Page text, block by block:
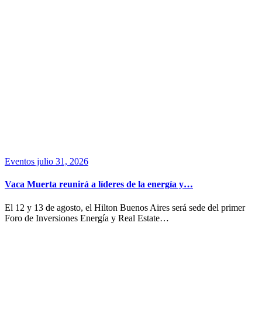
Eventos julio 31, 2026
Vaca Muerta reunirá a líderes de la energía y…
El 12 y 13 de agosto, el Hilton Buenos Aires será sede del primer
Foro de Inversiones Energía y Real Estate…